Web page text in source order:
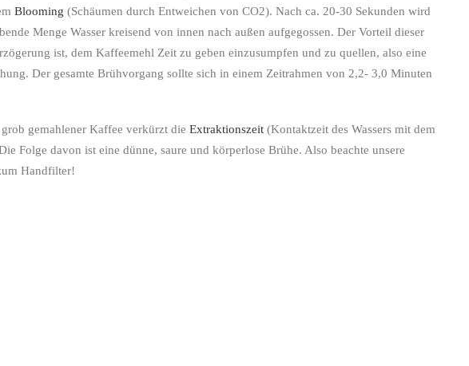
Blooming (Schäumen durch Entweichen von CO2). Nach ca. 20-30 Sekunden wird
Menge Wasser kreisend von innen nach außen aufgegossen. Der Vorteil dieser
ist, dem Kaffeemehl Zeit zu geben einzusumpfen und zu quellen, also eine
Der gesamte Brühvorgang sollte sich in einem Zeitrahmen von 2,2- 3,0 Minuten
gemahlener Kaffee verkürzt die Extraktionszeit (Kontaktzeit des Wassers mit dem
Folge davon ist eine dünne, saure und körperlose Brühe. Also beachte unsere
Handfilter!